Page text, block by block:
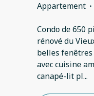
Appartement ·
Condo de 650
rénové du
belles
avec cuisine
canapé-lit pl...